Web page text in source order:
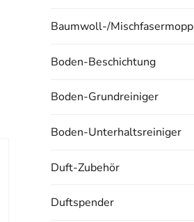
Baumwoll-/Mischfasermopp
Boden-Beschichtung
Boden-Grundreiniger
Boden-Unterhaltsreiniger
Duft-Zubehör
Duftspender